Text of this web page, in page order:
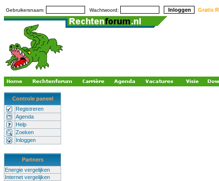
Gebruikersnaam: Wachtwoord: Gratis
Controle paneel
Registreren
Agenda
Help
Zoeken
Inloggen
Partners
Energie vergelijken
Internet vergelijken